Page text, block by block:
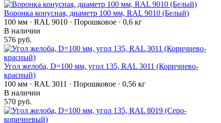
Воронка конусная, диаметр 100 мм, RAL 9010 (Белый)
100 мм · RAL 9010 · Порошковое · 0,6 кг
В наличии
576 руб.
Угол желоба, D=100 мм, угол 135, RAL 3011 (Коричнево-
красный)
100 мм · RAL 3011 · Порошковое · 0,56 кг
В наличии
570 руб.